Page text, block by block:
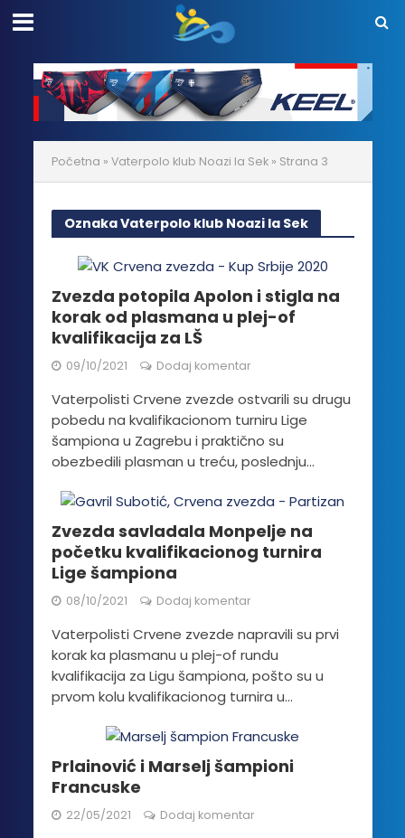
Početna » Vaterpolo klub Noazi la Sek» Strana 3
Oznaka Vaterpolo klub Noazi la Sek
Zvezda potopila Apolon i stigla na
korak od plasmana u plej-of
kvalifikacija za LŠ
09/10/2021 Dodaj komentar
Vaterpolisti Crvene zvezde ostvarili su drugu
pobedu na kvalifikacionom turniru Lige
šampiona u Zagrebu i praktično su
obezbedili plasman u treću, poslednju...
Zvezda savladala Monpelje na
početku kvalifikacionog turnira
Lige šampiona
08/10/2021 Dodaj komentar
Vaterpolisti Crvene zvezde napravili su prvi
korak ka plasmanu u plej-of rundu
kvalifikacija za Ligu šampiona, pošto su u
prvom kolu kvalifikacionog turnira u...
Prlainović i Marselj šampioni
Francuske
22/05/2021 Dodaj komentar